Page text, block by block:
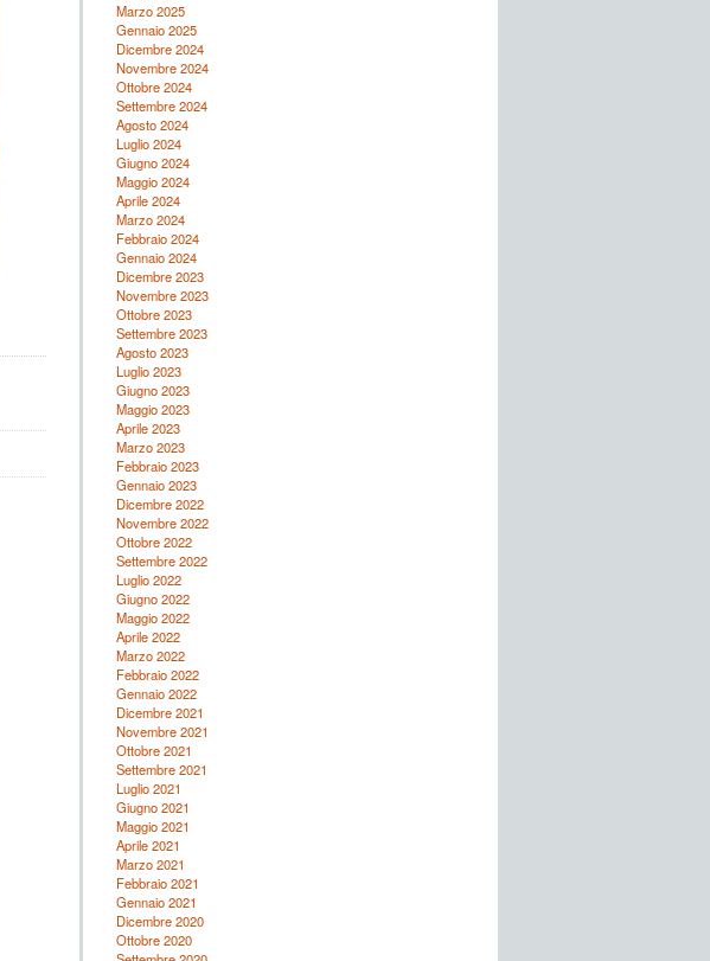
Marzo 2025
Gennaio 2025
Dicembre 2024
Novembre 2024
Ottobre 2024
Settembre 2024
Agosto 2024
Luglio 2024
Giugno 2024
Maggio 2024
Aprile 2024
Marzo 2024
Febbraio 2024
Gennaio 2024
Dicembre 2023
Novembre 2023
Ottobre 2023
Settembre 2023
Agosto 2023
Luglio 2023
Giugno 2023
Maggio 2023
Aprile 2023
Marzo 2023
Febbraio 2023
Gennaio 2023
Dicembre 2022
Novembre 2022
Ottobre 2022
Settembre 2022
Luglio 2022
Giugno 2022
Maggio 2022
Aprile 2022
Marzo 2022
Febbraio 2022
Gennaio 2022
Dicembre 2021
Novembre 2021
Ottobre 2021
Settembre 2021
Luglio 2021
Giugno 2021
Maggio 2021
Aprile 2021
Marzo 2021
Febbraio 2021
Gennaio 2021
Dicembre 2020
Ottobre 2020